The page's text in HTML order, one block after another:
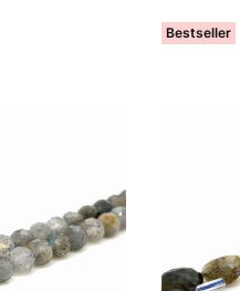
Bestseller